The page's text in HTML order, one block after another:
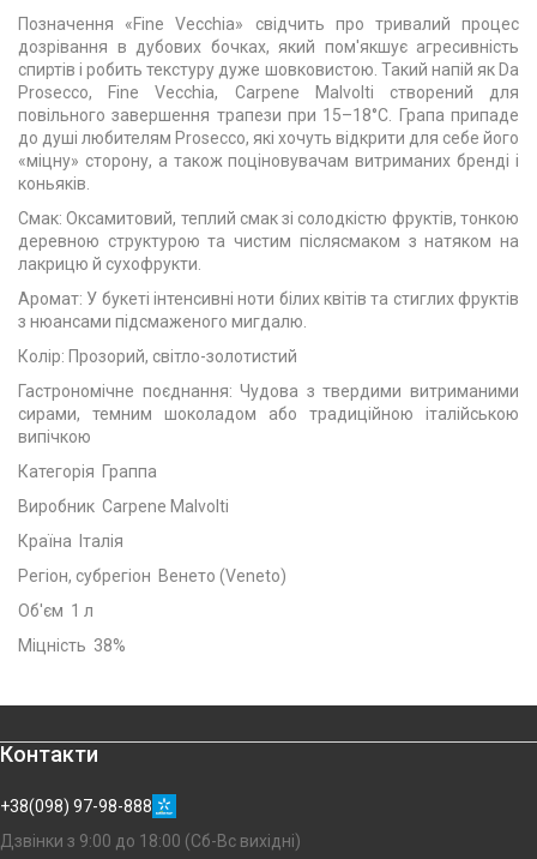
Позначення «Fine Vecchia» свідчить про тривалий процес
дозрівання в дубових бочках, який пом'якшує агресивність
спиртів і робить текстуру дуже шовковистою. Такий напій як Da
Prosecco, Fine Vecchia, Carpene Malvolti створений для
повільного завершення трапези при 15–18°C. Грапа припаде
до душі любителям Prosecco, які хочуть відкрити для себе його
«міцну» сторону, а також поціновувачам витриманих бренді і
коньяків.
Смак: Оксамитовий, теплий смак зі солодкістю фруктів, тонкою
деревною структурою та чистим післясмаком з натяком на
лакрицю й сухофрукти.
Аромат: У букеті інтенсивні ноти білих квітів та стиглих фруктів
з нюансами підсмаженого мигдалю.
Колір: Прозорий, світло-золотистий
Гастрономічне поєднання: Чудова з твердими витриманими
сирами, темним шоколадом або традиційною італійською
випічкою
Категорія Граппа
Виробник Carpene Malvolti
Країна Італія
Регіон, субрегіон Венето (Veneto)
Об'єм 1 л
Міцність 38%
Контакти
+38(098) 97-98-888
Дзвінки з 9:00 до 18:00 (Сб-Вс вихідні)